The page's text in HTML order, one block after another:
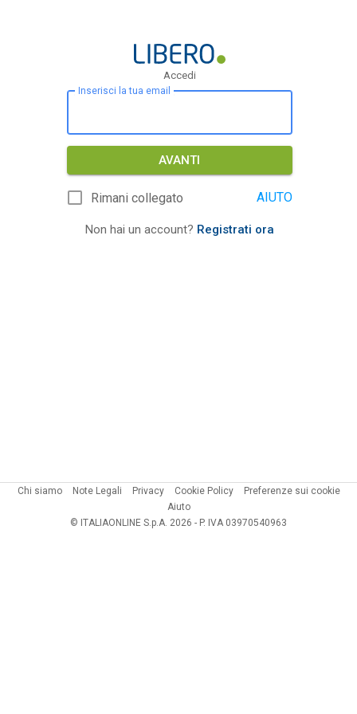
Accedi
Inserisci la tua email
AVANTI
Rimani collegato AIUTO
Non hai un account? Registrati ora
Chi siamo Note Legali Privacy Cookie Policy
Preferenze sui cookie
Aiuto
© ITALIAONLINE S.p.A. 2026 - P. IVA 03970540963